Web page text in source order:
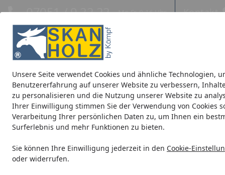
Unsere Seite verwendet Cookies und ähnliche Technologien,
Benutzererfahrung auf unserer Website zu verbessern,
zu personalisieren und die Nutzung unserer Website zu
Ihrer Einwilligung stimmen Sie der Verwendung von Cookies
Verarbeitung Ihrer persönlichen Daten zu, um Ihnen ein
Surferlebnis und mehr Funktionen zu bieten.
Sie können Ihre Einwilligung jederzeit in den Cookie-
oder widerrufen.
Eigene Montage-Teams
07051 / 9 22 22 Mo-Fr. 8-16 Uhr Kontakt
Blockbohlenhäuser CrossCube Pavillons
Startseite
Blockbohlenhäuser Blockbohlenhäuser 28 mm
Blockbohlenhäuser 28 mm
Ihre Artikelübersicht